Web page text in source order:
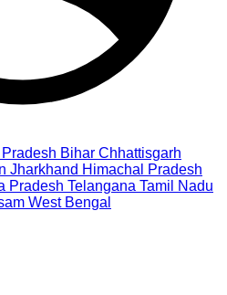
Bihar Chhattisgarh
Jharkhand Himachal Pradesh
Pradesh Telangana Tamil Nadu
West Bengal